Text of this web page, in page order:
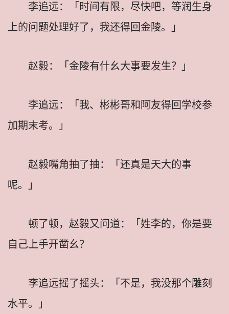
李追远：「时间有限，尽快吧，等润生身
上的问题处理好了，我还得回金陵。」
赵毅：「金陵有什幺大事要发生？」
李追远：「我、彬彬哥和阿友得回学校参
加期末考。」
赵毅嘴角抽了抽：「还真是天大的事
呢。」
顿了顿，赵毅又问道：「姓李的，你是要
自己上手开凿幺？
李追远摇了摇头：「不是，我没那个雕刻
水平。」